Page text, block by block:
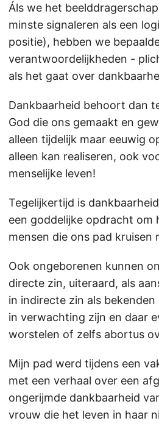
Áls we het
minste signaleren als een
positie), hebben we
verantwoordelijkheden -
als het gaat over
Dankbaarheid behoort dan
God die ons gemaakt en
alleen tijdelijk maar eeuwig
alleen kan realiseren, ook
menselijke leven!
Tegelijkertijd is
een goddelijke opdracht om
mensen die ons pad kruisen
Ook ongeborenen kunnen
directe zin, uiteraard, als
in indirecte zin als
in verwachting zijn en daar
worstelen of zelfs abortus
Mijn pad werd tijdens een
met een verhaal over een
ongerijmde dankbaarheid
vrouw die het leven in haar